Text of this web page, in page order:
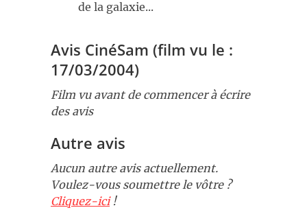
de la galaxie...
Avis CinéSam (film vu le :
17/03/2004)
Film vu avant de commencer à écrire
des avis
Autre avis
Aucun autre avis actuellement.
Voulez-vous soumettre le vôtre ?
Cliquez-ici!